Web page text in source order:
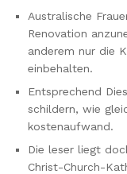
Australische
Renovation
anderem nur die
einbehalten.
Entsprechend
schildern, wie
kostenaufwand.
Die leser liegt
Christ-Church-